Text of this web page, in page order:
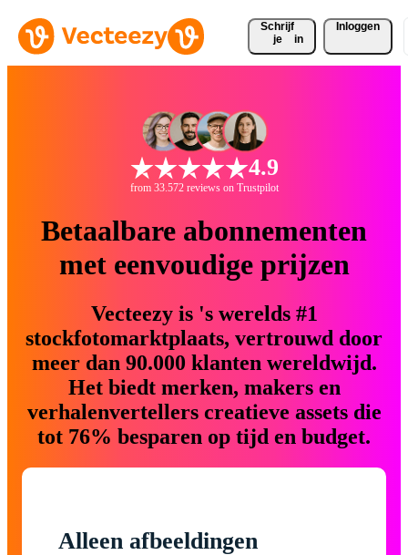
Schrijf
je
in
Inloggen
4.9
from 33.572 reviews on Trustpilot
Betaalbare abonnementen
met eenvoudige prijzen
Vecteezy is 's werelds #1
stockfotomarktplaats, vertrouwd door
meer dan 90.000 klanten wereldwijd.
Het biedt merken, makers en
verhalenvertellers creatieve assets die
tot 76% besparen op tijd en budget.
Alleen afbeeldingen